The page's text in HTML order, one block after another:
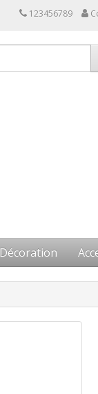
123456789
Décoration